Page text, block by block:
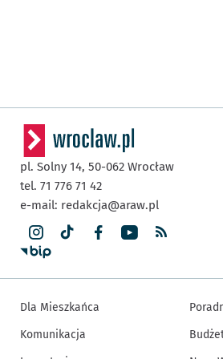
pl. Solny 14, 50-062 Wrocław
tel. 71 776 71 42
e-mail: redakcja@araw.pl
Dla Mieszkańca
Komunikacja